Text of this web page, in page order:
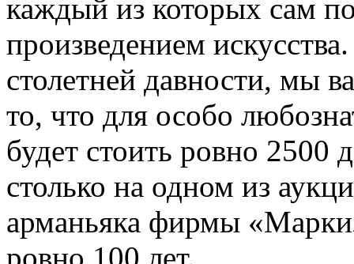
каждый из которых сам
произведением
столетней давности, мы
то, что для особо
будет стоить ровно
столько на одном из
арманьяка фирмы
ровно 100 лет.